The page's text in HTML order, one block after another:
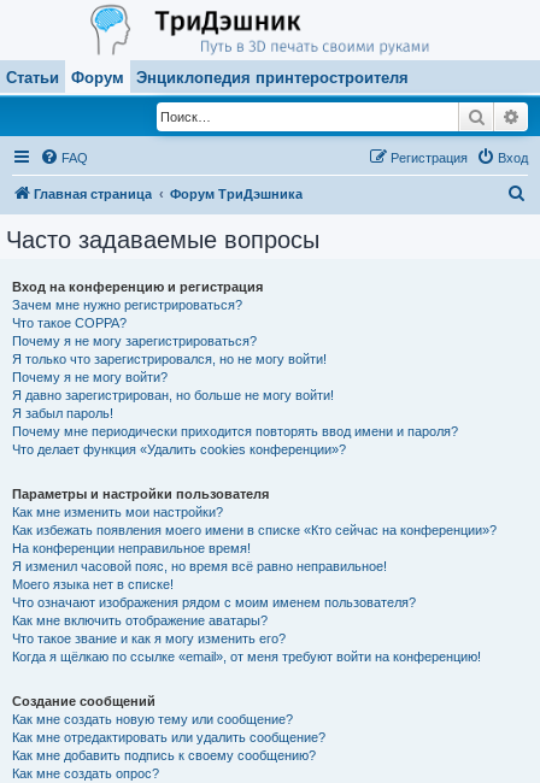
Статьи Форум Энциклопедия принтеростроителя
Поиск
FAQ Вход
Регистрация
Главная страница Форум ТриДэшника
Часто задаваемые вопросы
Вход на конференцию и регистрация
Зачем мне нужно регистрироваться?
Что такое COPPA?
Почему я не могу зарегистрироваться?
Я только что зарегистрировался, но не могу войти!
Почему я не могу войти?
Я давно зарегистрирован, но больше не могу войти!
Я забыл пароль!
Почему мне периодически приходится повторять ввод имени и пароля?
Что делает функция «Удалить cookies конференции»?
Параметры и настройки пользователя
Как мне изменить мои настройки?
Как избежать появления моего имени в списке «Кто сейчас на конференции»?
На конференции неправильное время!
Я изменил часовой пояс, но время всё равно неправильное!
Моего языка нет в списке!
Что означают изображения рядом с моим именем пользователя?
Как мне включить отображение аватары?
Что такое звание и как я могу изменить его?
Когда я щёлкаю по ссылке «email», от меня требуют войти на конференцию!
Создание сообщений
Как мне создать новую тему или сообщение?
Как мне отредактировать или удалить сообщение?
Как мне добавить подпись к своему сообщению?
Как мне создать опрос?